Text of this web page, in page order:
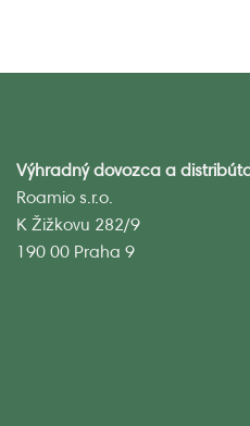
Výhradný dovozca a
Roamio s.r.o.
K Žižkovu 282/9
190 00 Praha 9